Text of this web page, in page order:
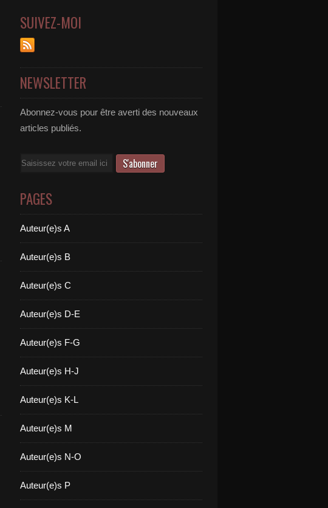
SUIVEZ-MOI
NEWSLETTER
Abonnez-vous pour être averti des nouveaux
articles publiés.
Email
PAGES
Auteur(e)s A
Auteur(e)s B
Auteur(e)s C
Auteur(e)s D-E
Auteur(e)s F-G
Auteur(e)s H-J
Auteur(e)s K-L
Auteur(e)s M
Auteur(e)s N-O
Auteur(e)s P